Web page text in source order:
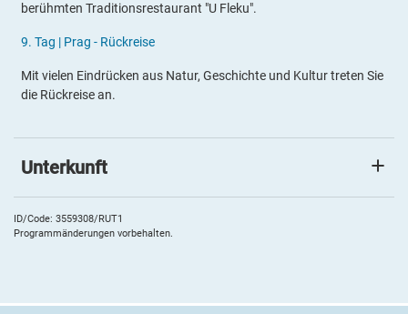
berühmten Traditionsrestaurant "U Fleku".
9. Tag | Prag - Rückreise
Mit vielen Eindrücken aus Natur, Geschichte und Kultur treten Sie
die Rückreise an.
Unterkunft
Hotel Metropol
In der Hohen Tatra wohnen Sie im stilvollen
zentral in Spišská Nová Ves, am Rande des Nationalparks
ID/Code: 3559308/RUT1
Programmänderungen vorbehalten.